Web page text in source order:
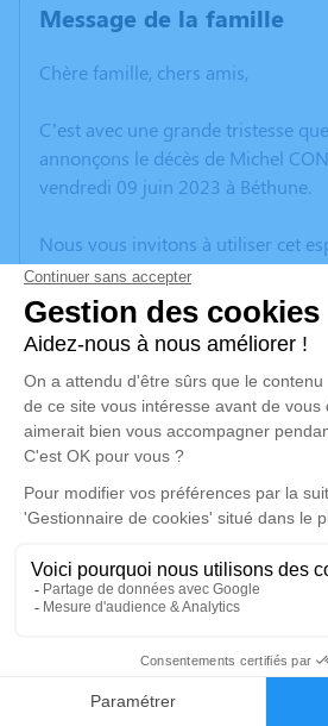
Faire-part
Message de la famille
Chère famille, chers amis,
C’est avec une grande tristesse
annonçons le décès de Michel
vendredi 09 juin 2023 à Béthune.
Nous vous invitons à utiliser cet
vos condoléances, partager des
anecdote ou exprimer vos pensées
poèmes ou des textes. Cet endroit
d'expression dédié à honorer la
CONTRAIN.
Un service de plantation d’arbre
disponible ici.
Cérémonie civile
Crématorium d'Herlies
ZA la Maladrerie